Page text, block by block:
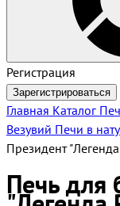
Регистрация
Зарегистрироваться
Главная Каталог
Везувий Печи в
Президент
Печь для